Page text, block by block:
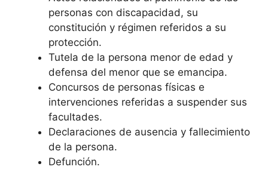
personas con discapacidad, su
constitución y régimen referidos a su
protección.
Tutela de la persona menor de edad y
defensa del menor que se emancipa.
Concursos de personas físicas e
intervenciones referidas a suspender sus
facultades.
Declaraciones de ausencia y fallecimiento
de la persona.
Defunción.